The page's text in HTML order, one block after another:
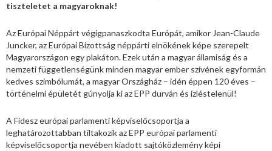
tiszteletet a magyaroknak!
Az Európai Néppárt végigpanaszkodta Európát, amikor Jean-Claude
Juncker, az Európai Bizottság néppárti elnökének képe szerepelt
Magyarországon egy plakáton. Ezek után a magyar államiság és a
nemzeti függetlenségünk minden magyar ember szívének egyformán
kedves szimbólumát, a magyar Országház – idén éppen 120 éves –
történelmi épületét gúnyolja ki az EPP durván és ízléstelenül!
A Fidesz európai parlamenti képviselőcsoportja a
leghatározottabban tiltakozik az EPP európai parlamenti
képviselőcsoportja nevében kiadott sajtóközlemény képi